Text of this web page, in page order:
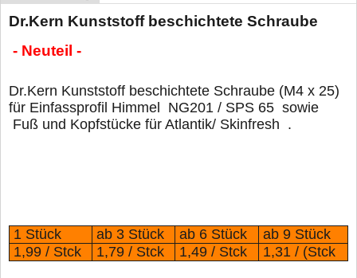
Dr.Kern Kunststoff beschichtete Schraube
- Neuteil -
Dr.Kern Kunststoff beschichtete Schraube (M4 x 25)
für Einfassprofil Himmel NG201 / SPS 65 sowie
Fuß und Kopfstücke für Atlantik/ Skinfresh .
1 Stück ab 3 Stück ab 6 Stück
ab 9 Stück
1,99 / Stck
1,79 / Stck 1,49 / Stck 1,31 / (Stck